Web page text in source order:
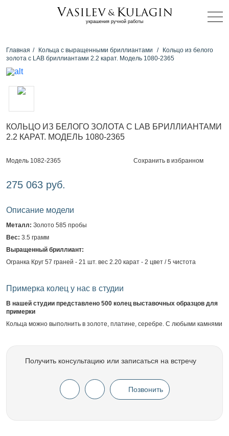
украшения ручной работы
Главная Кольца с выращенными бриллиантами
Кольцо из белого
золота с LAB бриллиантами 2.2 карат. Модель 1080-2365
КОЛЬЦО ИЗ БЕЛОГО ЗОЛОТА С LAB БРИЛЛИАНТАМИ
2.2 КАРАТ. МОДЕЛЬ 1080-2365
Модель 1082-2365 Сохранить в избранном
275 063 руб.
Описание модели
Металл: Золото 585 пробы
Вес: 3.5 грамм
Выращенный бриллиант:
Огранка Круг 57 граней - 21 шт. вес 2.20 карат - 2 цвет / 5 чистота
Примерка колец у нас в студии
В нашей студии представлено 500 колец выставочных образцов для
примерки
Кольца можно выполнить в золоте, платине, серебре. С любыми камнями
Получить консультацию или записаться на встречу
Позвонить